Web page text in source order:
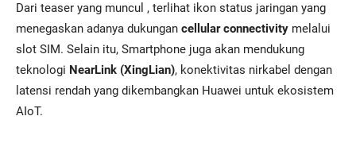
Dari teaser yang muncul , terlihat ikon status jaringan yang
menegaskan adanya dukungan cellular connectivity melalui
slot SIM. Selain itu, Smartphone juga akan mendukung
teknologi NearLink (XingLian), konektivitas nirkabel dengan
latensi rendah yang dikembangkan Huawei untuk ekosistem
AIoT.